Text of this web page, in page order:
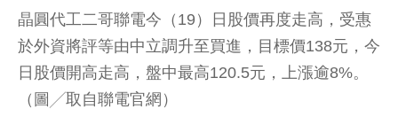
晶圓代工二哥聯電今（19）日股價再度走高，受惠
於外資將評等由中立調升至買進，目標價138元，今
日股價開高走高，盤中最高120.5元，上漲逾8%。
（圖╱取自聯電官網）